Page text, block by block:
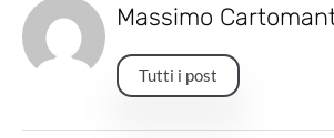
Massimo
Tutti i post